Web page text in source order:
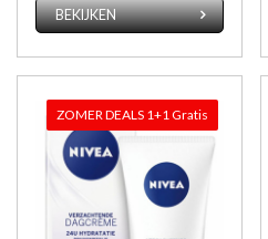
BEKIJKEN
ZOMER DEALS 1+1 Gratis